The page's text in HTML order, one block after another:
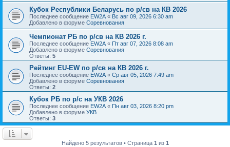
Кубок Республики Беларусь по р/св на КВ 2026
Последнее сообщение EW2A « Вс авг 09, 2026 6:30 am
Добавлено в форуме Соревнования
Чемпионат РБ по р/св на КВ 2026 г.
Последнее сообщение EW2A « Пт авг 07, 2026 8:08 am
Добавлено в форуме Соревнования
Ответы: 5
Рейтинг EU-EW по р/св на КВ 2026 г.
Последнее сообщение EW2A « Ср авг 05, 2026 7:49 am
Добавлено в форуме Соревнования
Ответы: 2
Кубок РБ по р/с на УКВ 2026
Последнее сообщение EW2A « Пн авг 03, 2026 8:20 pm
Добавлено в форуме УКВ
Ответы: 3
Найдено 5 результатов • Страница 1 из 1